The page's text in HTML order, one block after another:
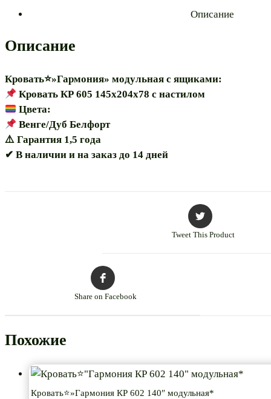
модульная
с
Описание
Описание
Кровать⭐»Гармония» модульная с ящиками:
Кровать КР 605 145х204х78 с настилом
Цвета:
Венге/Дуб Белфорт
⚠️ Гарантия 1,5 года
✔ В наличии и на заказ до 14 дней
Tweet This Product
Share on Facebook
Похожие
Кровать⭐»Гармония КР 602 140″ модульная*